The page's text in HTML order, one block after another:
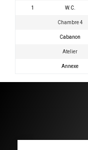
1 W.C.
Chambre 4
Cabanon
Atelier
Annexe